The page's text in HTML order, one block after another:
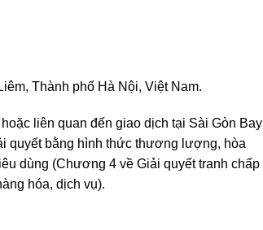
Thành phố Hà Nội, Việt Nam.
liên quan đến giao dịch tại Sài Gòn Bay
quyết bằng hình thức thương lượng, hòa
dùng (Chương 4 về Giải quyết tranh chấp
hóa, dịch vụ).